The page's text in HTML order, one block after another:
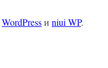
WordPressи niui WP.